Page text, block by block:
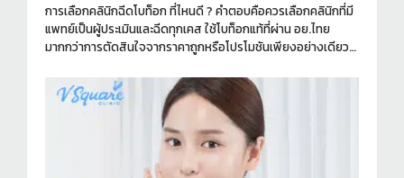
การเลือกคลินิกฉีดโบท็อก ที่ไหนดี ? คำตอบคือควรเลือกคลินิกที่มี
แพทย์เป็นผู้ประเมินและฉีดทุกเคส ใช้โบท็อกแท้ที่ผ่าน อย.ไทย
มากกว่าการตัดสินใจจากราคาถูกหรือโปรโมชันเพียงอย่างเดียว